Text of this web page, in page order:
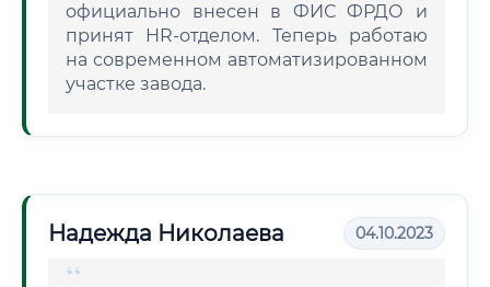
официально внесен в ФИС ФРДО и
принят HR-отделом. Теперь работаю
на современном автоматизированном
участке завода.
Надежда Николаева 04.10.2023